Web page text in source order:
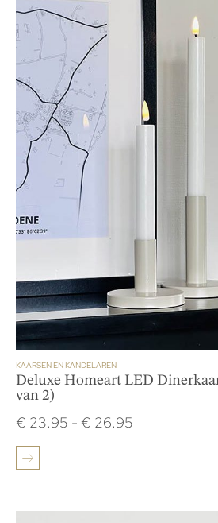
KAARSEN EN KANDELAREN
Deluxe Homeart LED
van 2)
€ 23.95 - € 26.95